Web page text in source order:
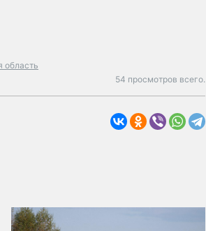
область
54 просмотров всего.